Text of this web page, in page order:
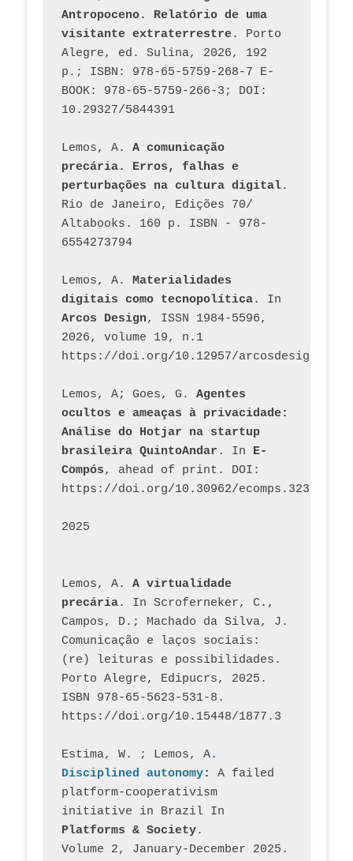
Antropoceno. Relatório de uma
visitante extraterrestre. Porto
Alegre, ed. Sulina, 2026, 192
p.; ISBN: 978-65-5759-268-7 E-
BOOK: 978-65-5759-266-3; DOI:
10.29327/5844391
Lemos, A. A comunicação
precária. Erros, falhas e
perturbações na cultura digital.
Rio de Janeiro, Edições 70/
Altabooks. 160 p. ISBN - 978-
6554273794
Lemos, A. Materialidades
digitais como tecnopolítica
Arcos Design, ISSN 1984-5596,
2026, volume 19, n.1
https://doi.org/10.12957/
Lemos, A; Goes, G. Agentes
ocultos e ameaças à privacidade:
Análise do Hotjar na startup
brasileira QuintoAndar . In E-
Compós, ahead of print. DOI:
https://doi.org/10.30962/ecomps.3231
2025
Lemos, A. A virtualidade
precária. In Scroferneker, C.,
Campos, D.; Machado da Silva, J.
Comunicação e laços sociais:
(re) leituras e possibilidades.
Porto Alegre, Edipucrs, 2025.
ISBN 978-65-5623-531-8.
https://doi.org/10.15448/1877.3
Estima, W. ; Lemos, A.
Disciplined autonomy: A failed
platform-cooperativism
initiative in Brazil In
Platforms & Society.
Volume 2, January-December 2025.